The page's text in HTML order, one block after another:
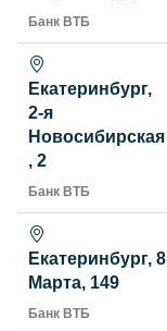
Банк ВТБ
Екатеринбург,
2-я
Новосибирская
, 2
Банк ВТБ
Екатеринбург, 8
Марта, 149
Банк ВТБ